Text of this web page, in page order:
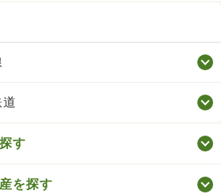
す
を探す